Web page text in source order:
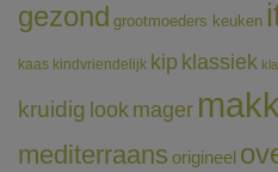
gezond grootmoeders keuken
kaas kindvriendelijk kip klassiek
kruidig look mager
mediterraans origineel